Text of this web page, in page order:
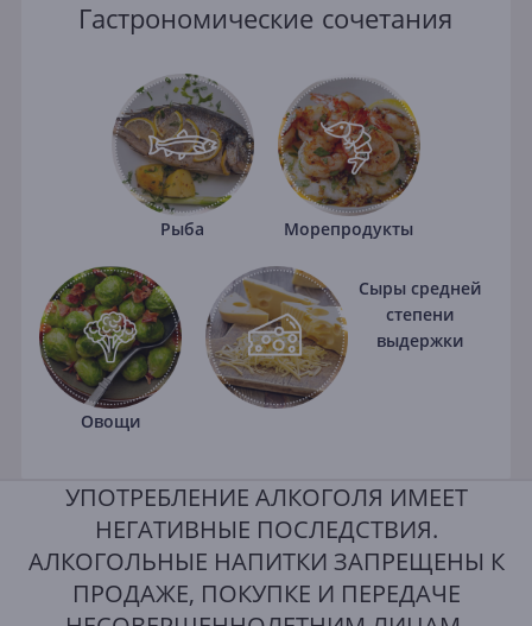
Гастрономические сочетания
Рыба Морепродукты
Овощи
Сыры средней
степени
выдержки
УПОТРЕБЛЕНИЕ АЛКОГОЛЯ ИМЕЕТ
НЕГАТИВНЫЕ ПОСЛЕДСТВИЯ.
АЛКОГОЛЬНЫЕ НАПИТКИ ЗАПРЕЩЕНЫ К
ПРОДАЖЕ, ПОКУПКЕ И ПЕРЕДАЧЕ